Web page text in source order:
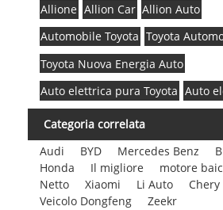
Allione Allion Car Allion Auto
Automobile Toyota Toyota
Toyota Nuova Energia Auto
Auto elettrica pura Toyota Auto
Categoria correlata
Audi
BYD Mercedes Benz
Honda
Il migliore motore
Netto
Xiaomi Li Auto Chery
Veicolo Dongfeng
Zeekr